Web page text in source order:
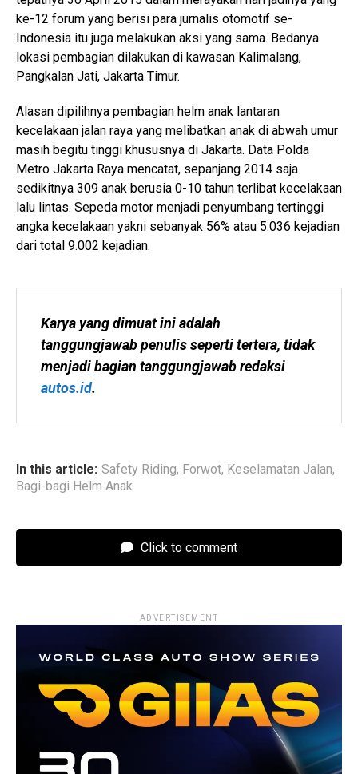
ke-12 forum yang berisi para jurnalis otomotif se-
Indonesia itu juga melakukan aksi yang sama. Bedanya
lokasi pembagian dilakukan di kawasan Kalimalang,
Pangkalan Jati, Jakarta Timur.
Alasan dipilihnya pembagian helm anak lantaran
kecelakaan jalan raya yang melibatkan anak di abwah umur
masih begitu tinggi khususnya di Jakarta. Data Polda
Metro Jakarta Raya mencatat, sepanjang 2014 saja
sedikitnya 309 anak berusia 0-10 tahun terlibat kecelakaan
lalu lintas. Sepeda motor menjadi penyumbang tertinggi
angka kecelakaan yakni sebanyak 56% atau 5.036 kejadian
dari total 9.002 kejadian.
Karya yang dimuat ini adalah
tanggungjawab penulis seperti tertera, tidak
autos.id.
In this article: Safety Riding, Forwot, Keselamatan Jalan,
Bagi-bagi Helm Anak
Click to comment
ADVERTISEMENT